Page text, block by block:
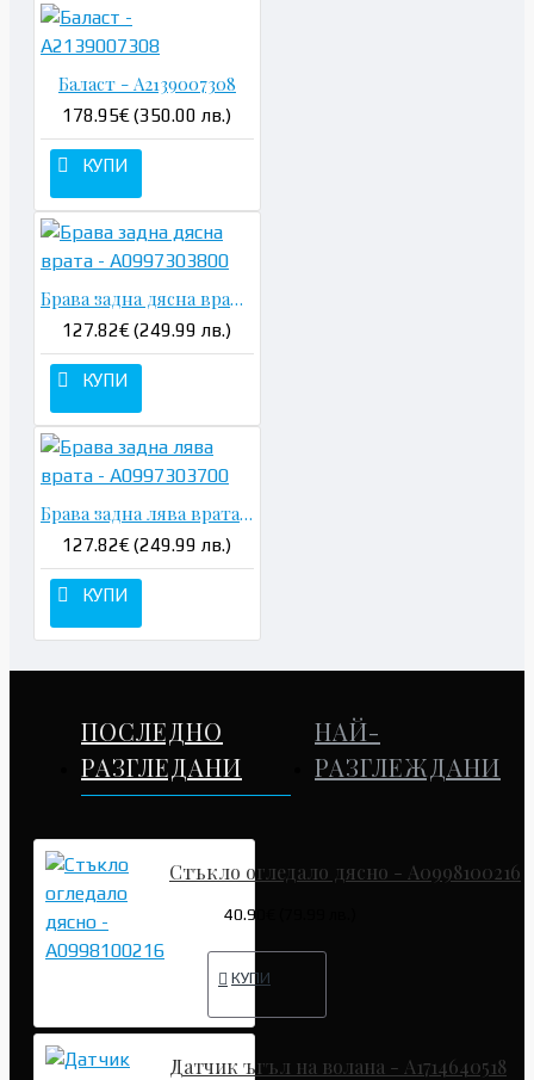
Баласт - A2139007308
178.95€ (350.00 лв.)
КУПИ
Брава задна дясна врата - A0997303800
127.82€ (249.99 лв.)
КУПИ
Брава задна лява врата - A0997303700
127.82€ (249.99 лв.)
КУПИ
ПОСЛЕДНО
РАЗГЛЕДАНИ
НАЙ-
РАЗГЛЕЖДАНИ
Стъкло огледало дясно - A0998100216
40.90€ (79.99 лв.)
КУПИ
Датчик ъгъл на волана - A1714640518